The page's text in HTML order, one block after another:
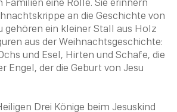
an die Geschichte von
gehören ein kleiner Stall aus Holz
aus der Weihnachtsgeschichte:
und Esel, Hirten und Schafe, die
Engel, der die Geburt von Jesu
Drei Könige beim Jesuskind